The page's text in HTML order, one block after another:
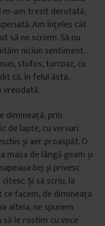
m-am trezit derutată,
Am înțeles cât
să ne scriem. Să nu
niciun sentiment.
stufos, turcoaz, cu
că, în felul ăsta,
vreodată.
dimineață, prin
de lapte, cu versuri
și aer proaspăt. O
masa de lângă geam și
bej și privesc
Și să scriu, la
facem, de dimineața
alteia, ne spunem
le rostim cu voce